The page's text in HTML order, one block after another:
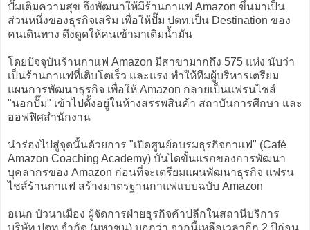
ปั๊มเติมความสุข จึงพัฒนาให้มีร้านกาแฟ Amazon ขึ้นมาเป็น
ส่วนหนึ่งของธุรกิจเสริม เพื่อให้ปั๊ม ปตท.เป็น Destination ของ
คนเดินทาง ดึงดูดให้คนเข้ามาเติมน้ำมัน
โดยปัจจุบันร้านกาแฟ Amazon มีสาขามากถึง 575 แห่ง นับว่า
เป็นร้านกาแฟที่เติบโตเร็ว และแรง ทำให้ทีมผู้บริหารเตรียม
แผนการพัฒนาธุรกิจ เพื่อให้ Amazon กลายเป็นแฟรนไชส์
"นอกปั๊ม" เข้าไปตั้งอยู่ในห้างสรรพสินค้า สถาบันการศึกษา และ
ออฟฟิศสำนักงาน
นำร่องไปสู่จุดนั้นด้วยการ "เปิดศูนย์อบรมธุรกิจกาแฟ" (Café
Amazon Coaching Academy) บันไดขั้นแรกของการพัฒนา
บุคลากรของ Amazon ก่อนที่จะเตรียมแผนพัฒนาธุรกิจ แฟรน
ไชส์ร้านกาแฟ สร้างมาตรฐานกาแฟแบบฉบับ Amazon
อเนก บัวนาเมือง ผู้จัดการฝ่ายธุรกิจค้าปลีกในสถานีบริการ
บริษัท ปตท.จำกัด (มหาชน) บอกว่า จากนี้เหลือเวลาอีก 2 ปีก่อน